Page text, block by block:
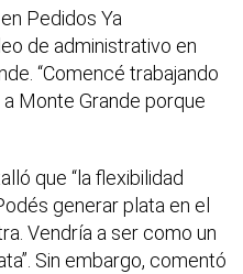
Pedidos Ya
de administrativo en
“Comencé trabajando
Monte Grande porque
que “la flexibilidad
generar plata en el
Vendría a ser como un
Sin embargo, comentó